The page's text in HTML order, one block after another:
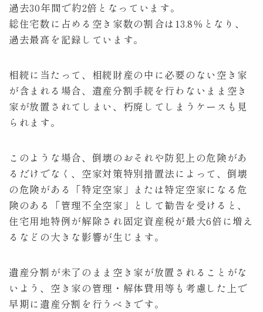
アクセス Access
コラム Column
相談予約 Contact
過去30年間で約2倍となっています。
総住宅数に占める空き家数の割合は13.8％となり、
過去最高を記録しています。
相続に当たって、相続財産の中に必要のない空き家
が含まれる場合、遺産分割手続を行わないまま空き
家が放置されてしまい、朽廃してしまうケースも見
られます。
このような場合、倒壊のおそれや防犯上の危険があ
るだけでなく、空家対策特別措置法によって、倒壊
の危険がある「特定空家」または特定空家になる危
険のある「管理不全空家」として勧告を受けると、
住宅用地特例が解除され固定資産税が最大6倍に増え
るなどの大きな影響が生じます。
遺産分割が未了のまま空き家が放置されることがな
いよう、空き家の管理・解体費用等も考慮した上で
早期に遺産分割を行うべきです。